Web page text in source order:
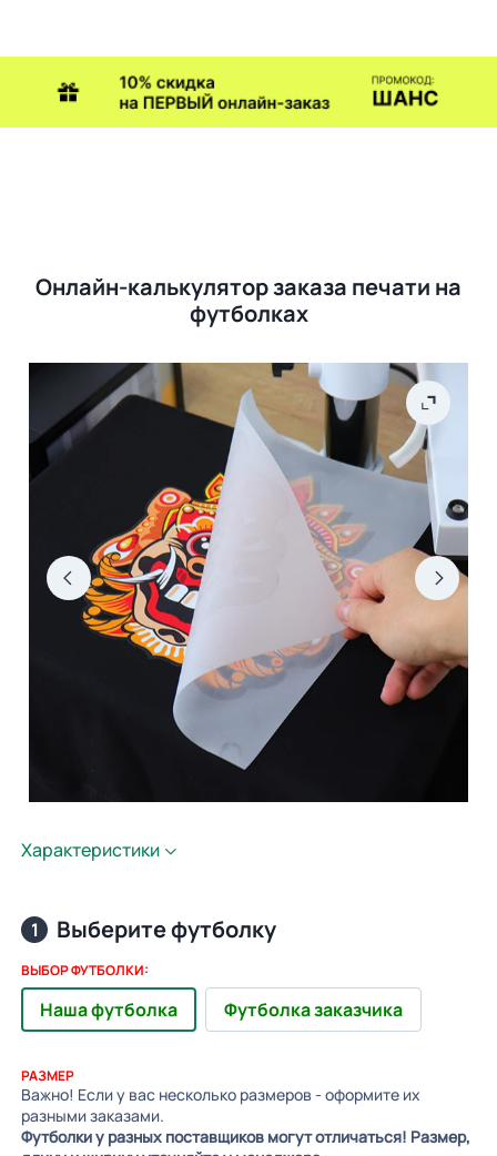
Онлайн-калькулятор заказа печати на
футболках
Характеристики
1 Выберите футболку
ВЫБОР ФУТБОЛКИ:
Наша футболка Футболка заказчика
РАЗМЕР
Важно! Если у вас несколько размеров - оформите их
разными заказами.
Футболки у разных поставщиков могут отличаться! Размер,